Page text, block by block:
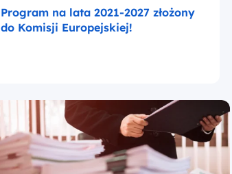
Program na lata 2021-2027 złożony
do Komisji Europejskiej!